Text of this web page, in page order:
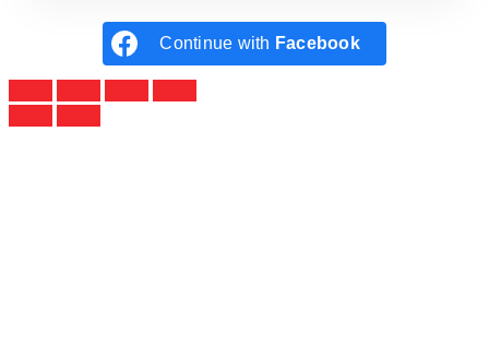
Continue with Facebook